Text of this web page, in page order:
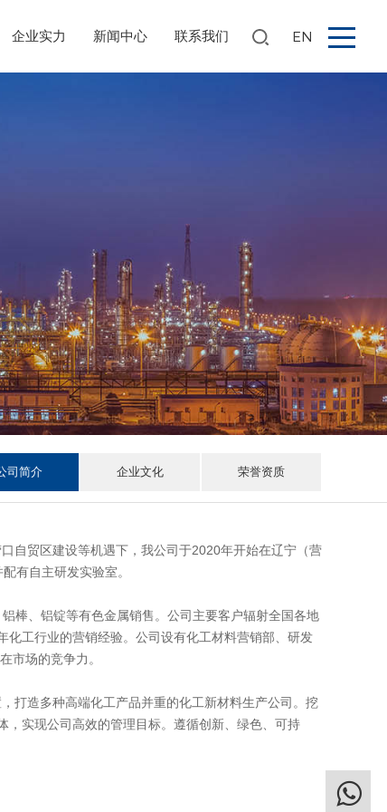
搜索 EN
企业实力 新闻中心 联系我们
司简介 企业文化 荣誉资质
自贸区建设等机遇下，我公司于2020年开始在辽宁（营
有自主研发实验室。
棒、铝锭等有色金属销售。公司主要客户辐射全国各地
工行业的营销经验。公司设有化工材料营销部、研发
市场的竞争力。
打造多种高端化工产品并重的化工新材料生产公司。挖
实现公司高效的管理目标。遵循创新、绿色、可持